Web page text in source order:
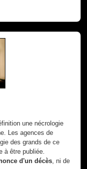
une nécrologie
Les agences de
des grands de ce
à être publiée.
d'un décès , ni de